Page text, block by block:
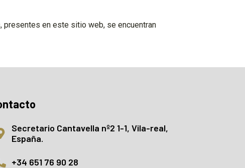
en este sitio web, se encuentran
Secretario Cantavella nº2 1-1, Vila-real,
España.
+34 651 76 90 28